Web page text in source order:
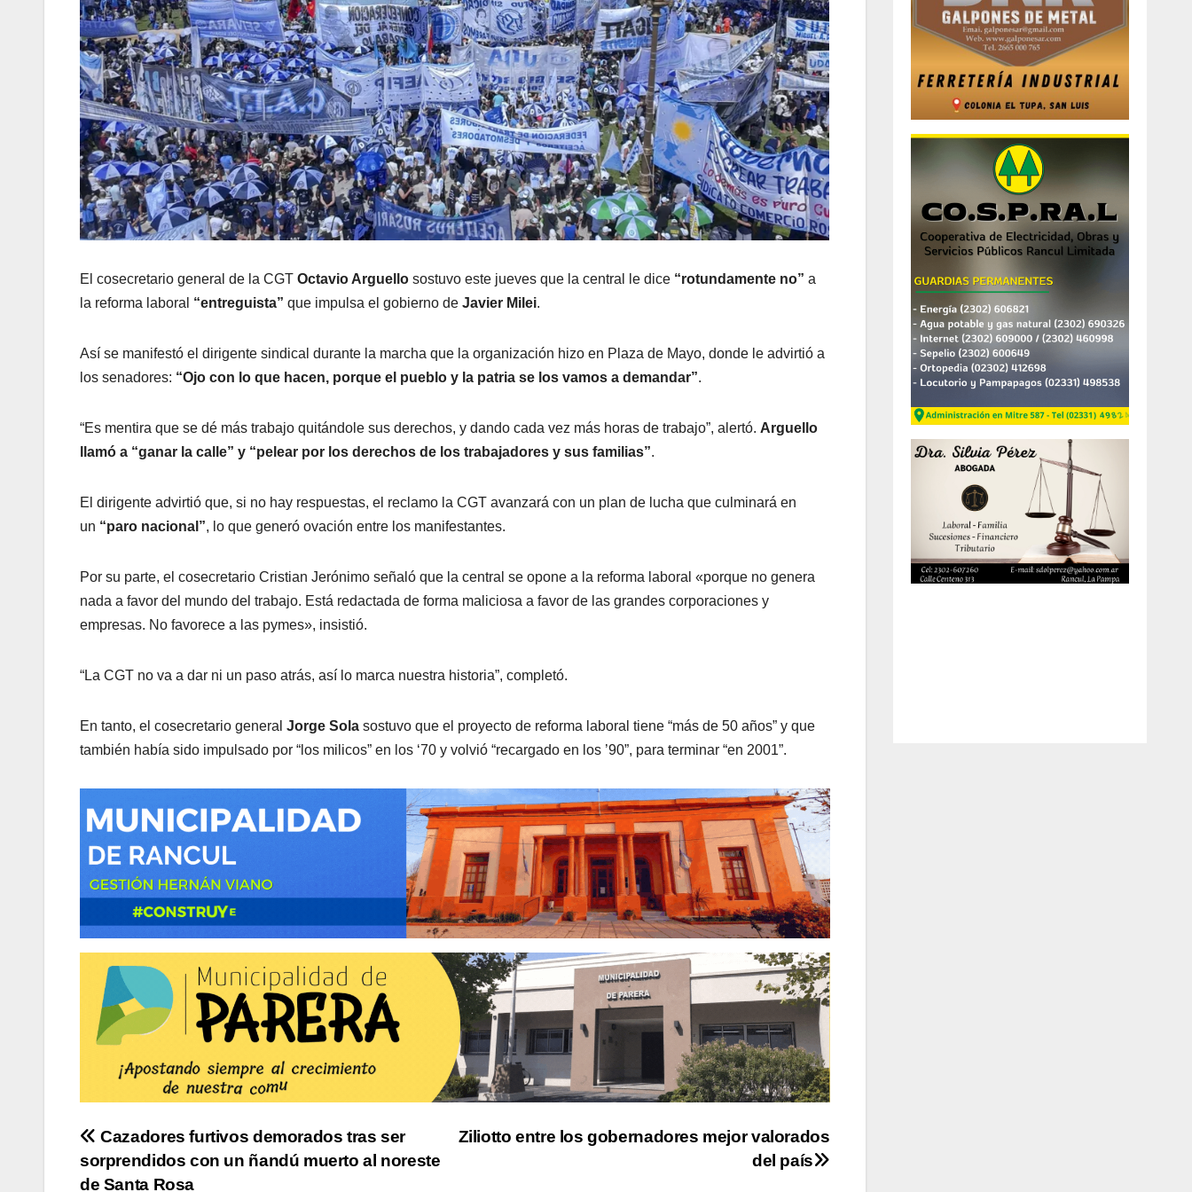
El cosecretario general de la CGT Octavio Arguello sostuvo este jueves que la central le dice “rotundamente no” a
la reforma laboral “entreguista” que impulsa el gobierno de Javier Milei.
Así se manifestó el dirigente sindical durante la marcha que la organización hizo en Plaza de Mayo, donde le advirtió a
los senadores: “Ojo con lo que hacen, porque el pueblo y la patria se los vamos a demandar”.
“Es mentira que se dé más trabajo quitándole sus derechos, y dando cada vez más horas de trabajo”, alertó. Arguello
llamó a “ganar la calle” y “pelear por los derechos de los trabajadores y sus familias”.
El dirigente advirtió que, si no hay respuestas, el reclamo la CGT avanzará con un plan de lucha que culminará en
un “paro nacional”, lo que generó ovación entre los manifestantes.
Por su parte, el cosecretario Cristian Jerónimo señaló que la central se opone a la reforma laboral «porque no genera
nada a favor del mundo del trabajo. Está redactada de forma maliciosa a favor de las grandes corporaciones y
empresas. No favorece a las pymes», insistió.
“La CGT no va a dar ni un paso atrás, así lo marca nuestra historia”, completó.
En tanto, el cosecretario general Jorge Sola sostuvo que el proyecto de reforma laboral tiene “más de 50 años” y que
también había sido impulsado por “los milicos” en los ‘70 y volvió “recargado en los ’90”, para terminar “en 2001”.
Navegación
de
Ziliotto entre los gobernadores mejor valorados
del país
Cazadores furtivos demorados tras ser
sorprendidos con un ñandú muerto al noreste
de Santa Rosa